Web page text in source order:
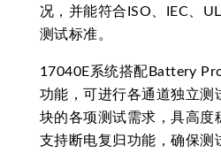
况，并能符合ISO、IEC、
测试标准。
17040E系统搭配Battery
功能，可进行各通道独立测
块的各项测试需求，具高度
支持断电复归功能，确保测